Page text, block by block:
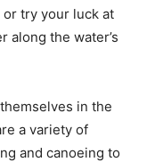
or try your luck at
along the water’s
in the
a variety‍ of
and canoeing‍ to